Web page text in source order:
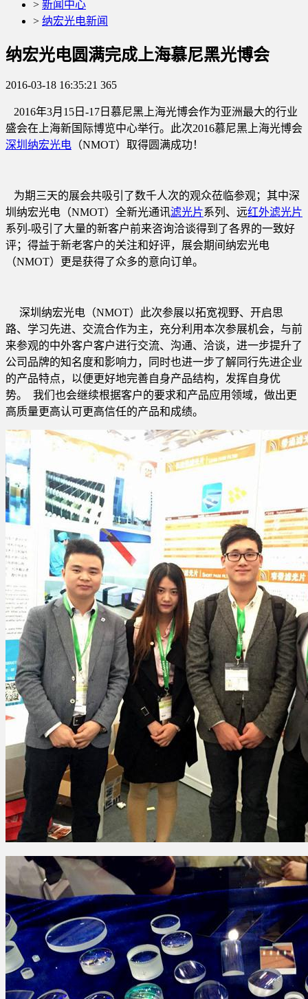
> 新闻中心
> 纳宏光电新闻
纳宏光电圆满完成上海慕尼黑光博会
2016-03-18 16:35:21 365
2016年3月15日-17日慕尼黑上海光博会作为亚洲最大的行业
盛会在上海新国际博览中心举行。此次2016慕尼黑上海光博会
深圳纳宏光电 （NMOT）取得圆满成功！
为期三天的展会共吸引了数千人次的观众莅临参观；其中深
圳纳宏光电（NMOT）全新光通讯滤光片系列、远红外滤光片
系列-吸引了大量的新客户前来咨询洽谈得到了各界的一致好
评；得益于新老客户的关注和好评，展会期间纳宏光电
（NMOT）更是获得了众多的意向订单。
深圳纳宏光电（NMOT）此次参展以拓宽视野、开启思
路、学习先进、交流合作为主，充分利用本次参展机会，与前
来参观的中外客户客户进行交流、沟通、洽谈，进一步提升了
公司品牌的知名度和影响力，同时也进一步了解同行先进企业
的产品特点，以便更好地完善自身产品结构，发挥自身优
势。 我们也会继续根据客户的要求和产品应用领域，做出更
高质量更高认可更高信任的产品和成绩。